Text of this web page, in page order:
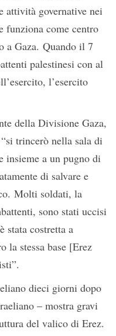
attività governative nei
come centro
a Gaza. Quando il 7
palestinesi con al
l’esercito
della Divisione Gaza,
trincerò nella sala di
insieme a un pugno di
di salvare e
Molti soldati, la
sono stati uccisi
stata costretta a
la stessa base [Erez
dieci giorni dopo
– mostra gravi
del valico di Erez.